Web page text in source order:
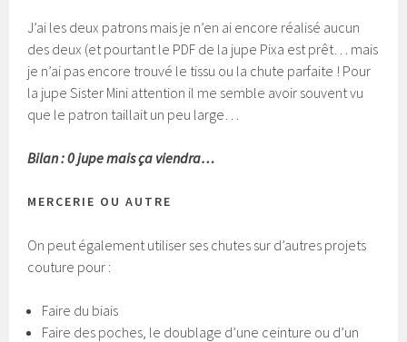
J’ai les deux patrons mais je n’en ai encore réalisé aucun
des deux (et pourtant le PDF de la jupe Pixa est prêt… mais
je n’ai pas encore trouvé le tissu ou la chute parfaite ! Pour
la jupe Sister Mini attention il me semble avoir souvent vu
que le patron taillait un peu large…
Bilan : 0 jupe mais ça viendra…
MERCERIE OU AUTRE
On peut également utiliser ses chutes sur d’autres projets
couture pour :
Faire du biais
Faire des poches, le doublage d’une ceinture ou d’un